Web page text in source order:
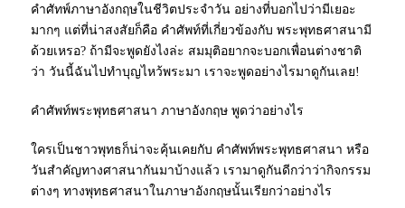
คำศัทพ์ภาษาอังกฤษในชีวิตประจำวัน อย่างที่บอกไปว่ามีเยอะ
มากๆ แต่ที่น่าสงสัยก็คือ คำศัพท์ที่เกี่ยวข้องกับ พระพุทธศาสนามี
ด้วยเหรอ? ถ้ามีจะพูดยังไงล่ะ สมมุติอยากจะบอกเพื่อนต่างชาติ
ว่า วันนี้ฉันไปทำบุญไหว้พระมา เราจะพูดอย่างไรมาดูกันเลย!
คำศัพท์พระพุทธศาสนา ภาษาอังกฤษ พูดว่าอย่างไร
ใครเป็นชาวพุทธ​ก็น่าจะคุ้นเคยกับ คำศัพท์พระพุทธศาสนา หรือ
วันสำคัญทางศาสนากันมาบ้างแล้ว เรามาดูกันดีกว่าว่ากิจกรรม
ต่างๆ ทางพุทธศาสนาในภาษาอังกฤษนั้นเรียกว่าอย่างไร